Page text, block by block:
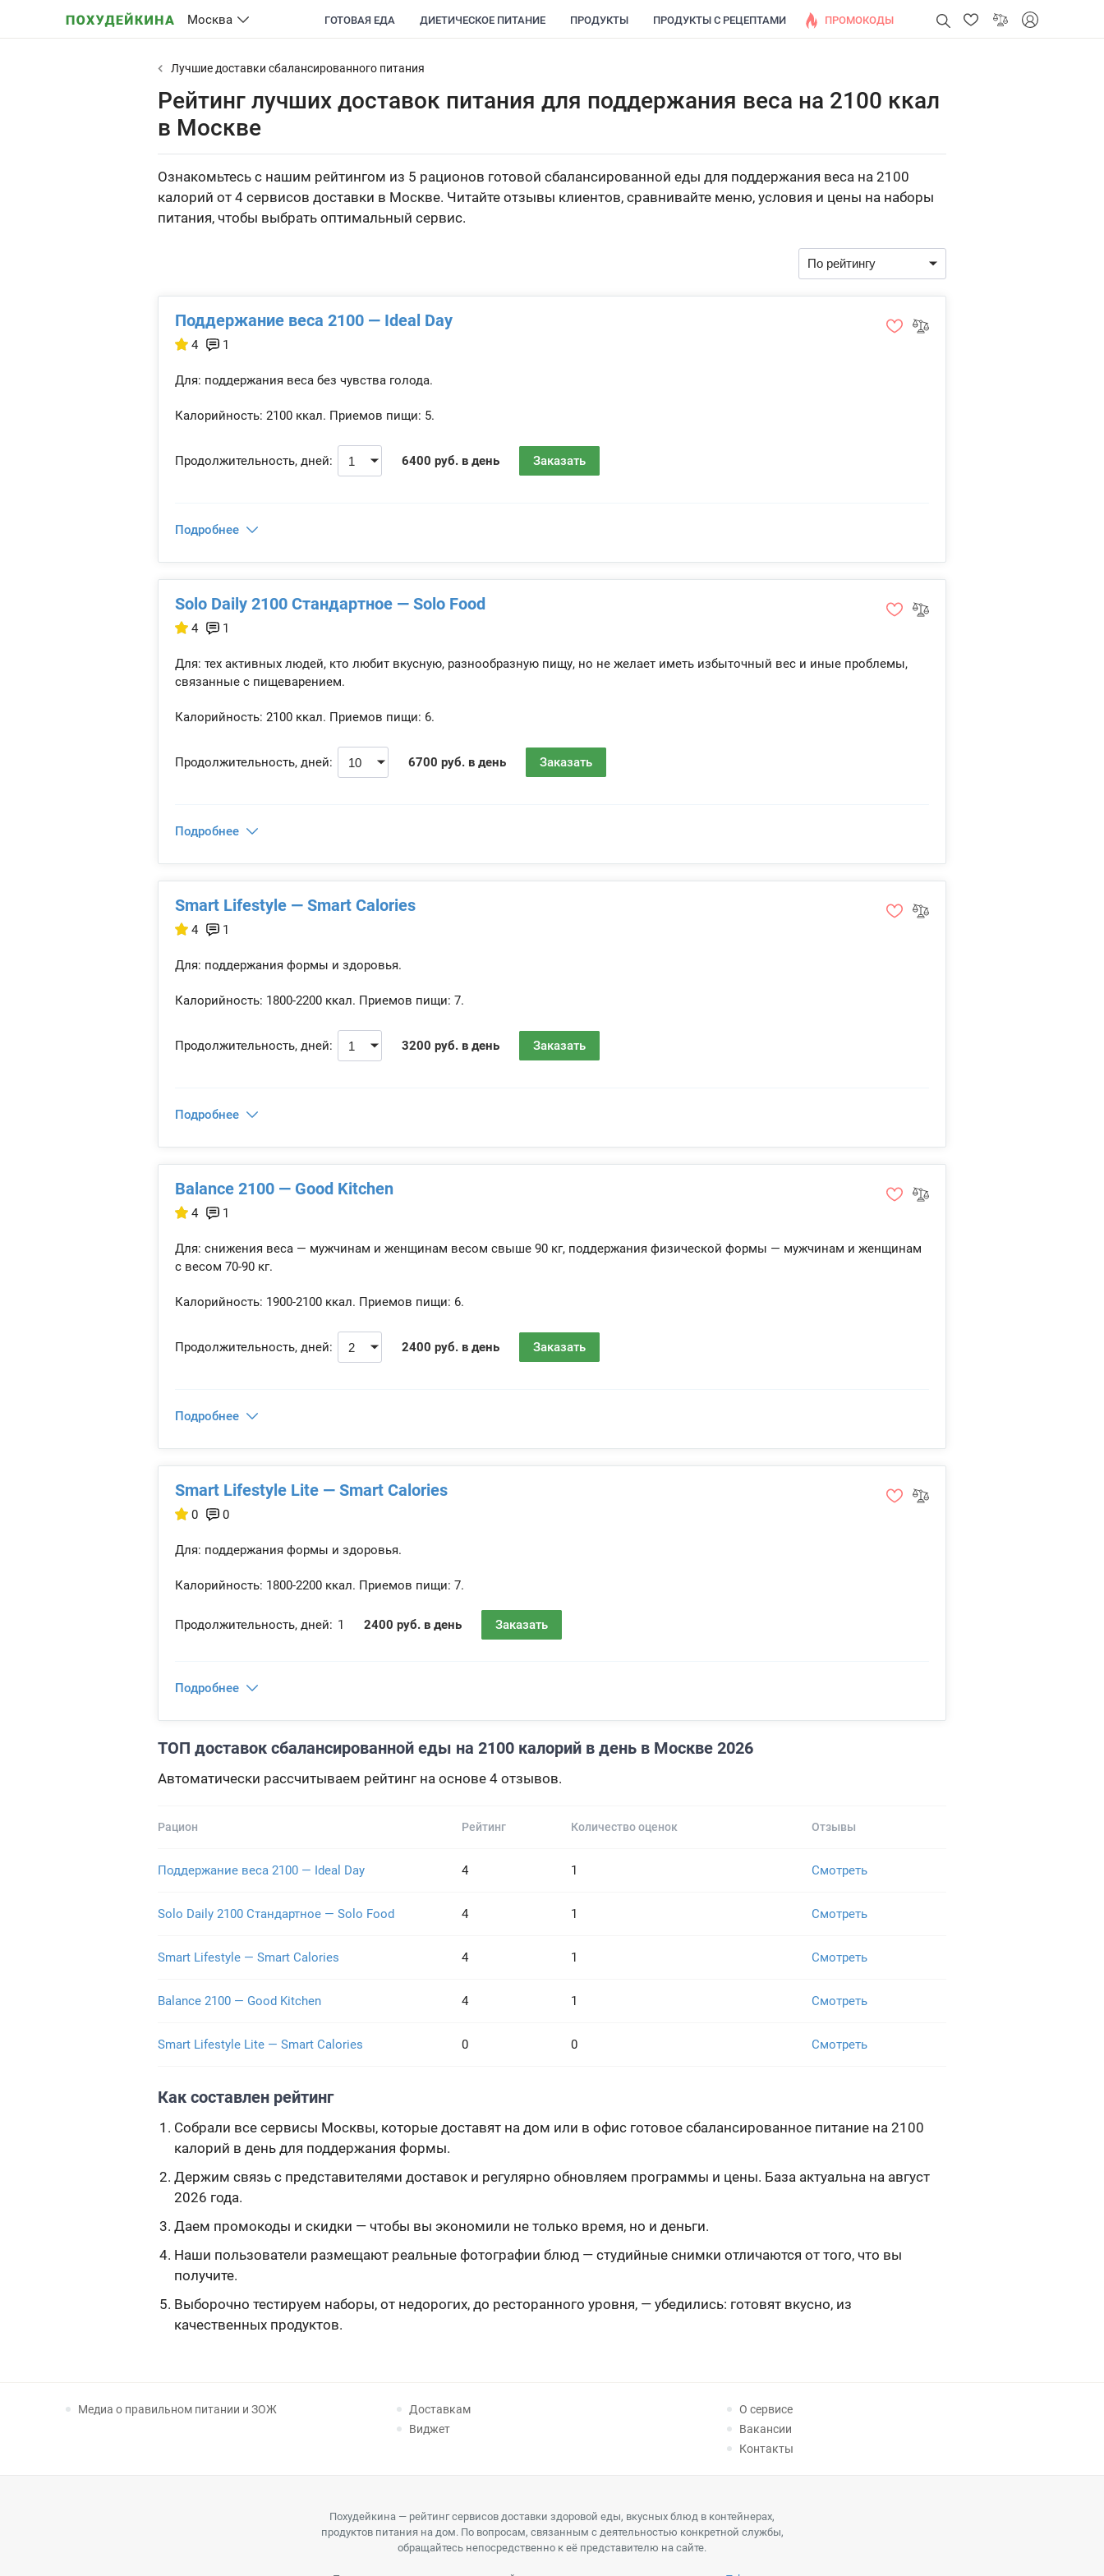
Москва ГОТОВАЯ ЕДА ДИЕТИЧЕСКОЕ ПИТАНИЕ ПРОДУКТЫ ПРОДУКТЫ С РЕЦЕПТАМИ ПРОМОКОДЫ
Лучшие доставки сбалансированного питания
Рейтинг лучших доставок питания для поддержания веса на 2100 ккал
в Москве
Ознакомьтесь с нашим рейтингом из 5 рационов готовой сбалансированной еды для поддержания веса на 2100
калорий от 4 сервисов доставки в Москве. Читайте отзывы клиентов, сравнивайте меню, условия и цены на наборы
питания, чтобы выбрать оптимальный сервис.
Поддержание веса 2100 — Ideal Day
4 1
Для: поддержания веса без чувства голода.
Калорийность: 2100 ккал. Приемов пищи: 5.
Продолжительность, дней: 6400 руб. в день Заказать
Подробнее
Solo Daily 2100 Стандартное — Solo Food
4 1
Для: тех активных людей, кто любит вкусную, разнообразную пищу, но не желает иметь избыточный вес и иные проблемы,
связанные с пищеварением.
Калорийность: 2100 ккал. Приемов пищи: 6.
Продолжительность, дней: 6700 руб. в день Заказать
Подробнее
Smart Lifestyle — Smart Calories
4 1
Для: поддержания формы и здоровья.
Калорийность: 1800-2200 ккал. Приемов пищи: 7.
Продолжительность, дней: 3200 руб. в день Заказать
Подробнее
Balance 2100 — Good Kitchen
4 1
Для: снижения веса — мужчинам и женщинам весом свыше 90 кг, поддержания физической формы — мужчинам и женщинам
с весом 70-90 кг.
Калорийность: 1900-2100 ккал. Приемов пищи: 6.
Продолжительность, дней: 2400 руб. в день Заказать
Подробнее
Smart Lifestyle Lite — Smart Calories
0 0
Для: поддержания формы и здоровья.
Калорийность: 1800-2200 ккал. Приемов пищи: 7.
Продолжительность, дней: 1 2400 руб. в день Заказать
Подробнее
ТОП доставок сбалансированной еды на 2100 калорий в день в Москве 2026
Автоматически рассчитываем рейтинг на основе 4 отзывов.
Рацион Рейтинг Количество оценок Отзывы
Поддержание веса 2100 — Ideal Day 4 1 Смотреть
Solo Daily 2100 Стандартное — Solo Food 4 1 Смотреть
Smart Lifestyle — Smart Calories 4 1 Смотреть
Balance 2100 — Good Kitchen 4 1 Смотреть
Smart Lifestyle Lite — Smart Calories 0 0 Смотреть
Как составлен рейтинг
Собрали все сервисы Москвы, которые доставят на дом или в офис готовое сбалансированное питание на 2100
калорий в день для поддержания формы.
Держим связь с представителями доставок и регулярно обновляем программы и цены. База актуальна на август
2026 года.
Даем промокоды и скидки — чтобы вы экономили не только время, но и деньги.
Наши пользователи размещают реальные фотографии блюд — студийные снимки отличаются от того, что вы
получите.
Выборочно тестируем наборы, от недорогих, до ресторанного уровня, — убедились: готовят вкусно, из
качественных продуктов.
Медиа о правильном питании и ЗОЖ
Доставкам
Виджет
О сервисе
Вакансии
Контакты
Похудейкина — рейтинг сервисов доставки здоровой еды, вкусных блюд в контейнерах,
продуктов питания на дом. По вопросам, связанным с деятельностью конкретной службы,
обращайтесь непосредственно к её представителю на сайте.